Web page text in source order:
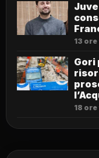
13 ore
Gori
18 ore